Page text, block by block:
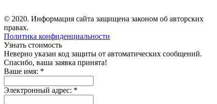
© 2020. Информация сайта защищена законом об авторских
правах.
Политика конфиденциальности
Узнать стоимость
Неверно указан код защиты от автоматических сообщений.
Спасибо, ваша заявка принята!
Ваше имя: *
Электронный адрес: *